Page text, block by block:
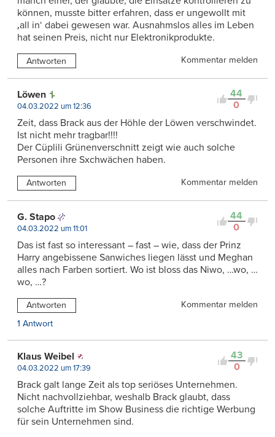
können, musste bitter erfahren, dass er ungewollt mit
‚all in‘ dabei gewesen war. Ausnahmslos alles im Leben
hat seinen Preis, nicht nur Elektronikprodukte.
Antworten Kommentar melden
44
0
Löwen
04.03.2022 um 12:36
Zeit, dass Brack aus der Höhle der Löwen verschwindet.
Ist nicht mehr tragbar!!!!
Der Cüplili Grünenverschnitt zeigt wie auch solche
Personen ihre Sxchwächen haben.
Antworten Kommentar melden
44
0
G. Stapo
04.03.2022 um 11:01
Das ist fast so interessant – fast – wie, dass der Prinz
Harry angebissene Sanwiches liegen lässt und Meghan
alles nach Farben sortiert. Wo ist bloss das Niwo, …wo, …
wo, …?
Antworten
Kommentar melden
1 Antwort
43
0
Klaus Weibel
04.03.2022 um 17:39
Brack galt lange Zeit als top seriöses Unternehmen.
Nicht nachvollziehbar, weshalb Brack glaubt, dass
solche Auftritte im Show Business die richtige Werbung
für sein Unternehmen sind.